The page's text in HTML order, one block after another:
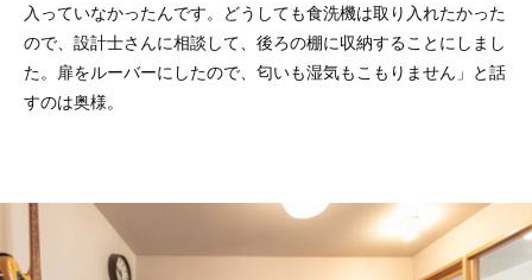
入っていなかったんです。どうしても食洗機は取り入れたかった
ので、設計士さんに相談して、後ろの棚に収納することにしまし
た。扉をルーバーにしたので、匂いも湿気もこもりません」と話
すのは奥様。